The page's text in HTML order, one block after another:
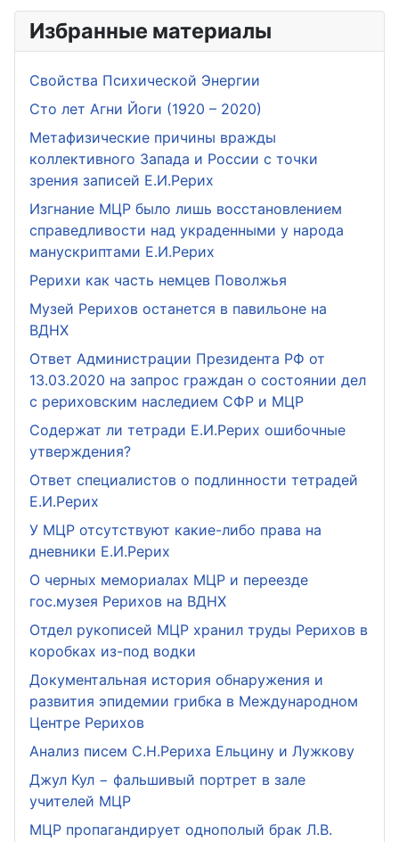
Избранные материалы
Свойства Психической Энергии
Сто лет Агни Йоги (1920 – 2020)
Метафизические причины вражды
коллективного Запада и России с точки
зрения записей Е.И.Рерих
Изгнание МЦР было лишь восстановлением
справедливости над украденными у народа
манускриптами Е.И.Рерих
Рерихи как часть немцев Поволжья
Музей Рерихов останется в павильоне на
ВДНХ
Ответ Администрации Президента РФ от
13.03.2020 на запрос граждан о состоянии дел
с рериховским наследием СФР и МЦР
Содержат ли тетради Е.И.Рерих ошибочные
утверждения?
Ответ специалистов о подлинности тетрадей
Е.И.Рерих
У МЦР отсутствуют какие-либо права на
дневники Е.И.Рерих
О черных мемориалах МЦР и переезде
гос.музея Рерихов на ВДНХ
Отдел рукописей МЦР хранил труды Рерихов в
коробках из-под водки
Документальная история обнаружения и
развития эпидемии грибка в Международном
Центре Рерихов
Анализ писем С.Н.Рериха Ельцину и Лужкову
Джул Кул − фальшивый портрет в зале
учителей МЦР
МЦР пропагандирует однополый брак Л.В.